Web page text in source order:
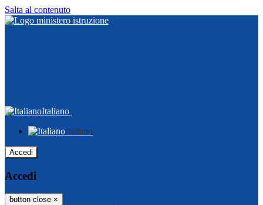
Salta al contenuto
Italiano
Italiano
Accedi
Accedi
button close ×